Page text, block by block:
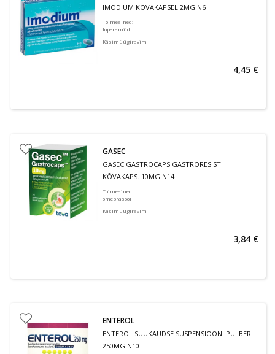
IMODIUM KÕVAKAPSEL 2MG N6
Toimeained:
loperamiid
Käsimüügiravim
4,45 €
GASEC
GASEC GASTROCAPS GASTRORESIST.
KÕVAKAPS. 10MG N14
Toimeained:
omeprasool
Käsimüügiravim
3,84 €
ENTEROL
ENTEROL SUUKAUDSE SUSPENSIOONI PULBER
250MG N10